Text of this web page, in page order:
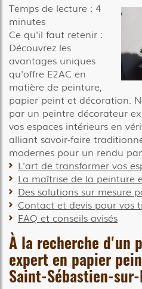
Temps de lecture : 4
minutes
Ce qu'il faut retenir :
Découvrez les
avantages uniques
qu'offre E2AC en
matière de peinture,
papier peint et décoration.
par un peintre décorateur
vos espaces intérieurs en
alliant savoir-faire
modernes pour un rendu
L'art de transformer vos
La maîtrise de la peinture
Des solutions sur mesure
Contact et devis pour vos
FAQ et conseils avisés
À la recherche d'un
expert en papier
Saint-Sébastien-sur-